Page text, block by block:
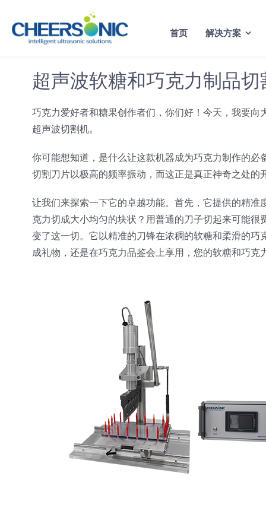
content
首页 解决方案
超声波软糖和巧克力制品切
巧克力爱好者和糖果创作者们，你们好！今天，我要
超声波切割机。
你可能想知道，是什么让这款机器成为巧克力制作的
切割刀片以极高的频率振动，而这正是真正神奇之处的
让我们来探索一下它的卓越功能。首先，它提供的精
克力切成大小均匀的块状？用普通的刀子切起来可能
变了这一切。它以精准的刀锋在浓稠的软糖和柔滑的
成礼物，还是在巧克力品鉴会上享用，您的软糖和巧